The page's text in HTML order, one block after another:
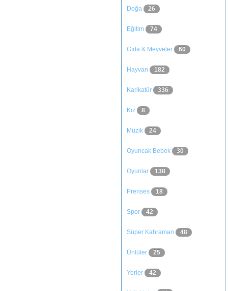
Doğa 26
Eğitim 74
Gıda & Meyveler 60
Hayvan 182
Karikatür 336
Kız 8
Müzik 24
Oyuncak Bebek 30
Oyunlar 138
Prenses 18
Spor 42
Süper Kahraman 48
Ünlüler 25
Yerler 42